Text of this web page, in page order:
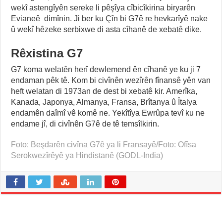
wekî astengîyên sereke li pêşîya cîbicîkirina biryarên
Evianeê dimînin. Ji ber ku Çîn bi G7ê re hevkarîyê nake
û wekî hêzeke serbixwe di asta cîhanê de xebatê dike.
Rêxistina G7
G7 koma welatên herî dewlemend ên cîhanê ye ku ji 7
endaman pêk tê. Kom bi civînên wezîrên fînansê yên van
heft welatan di 1973an de dest bi xebatê kir. Amerîka,
Kanada, Japonya, Almanya, Fransa, Brîtanya û Îtalya
endamên daîmî vê komê ne. Yekîtîya Ewrûpa tevî ku ne
endame jî, di civînên G7ê de tê temsîlkirin.
Foto: Beşdarên civîna G7ê ya li Fransayê/Foto: Ofîsa
Serokwezîrêyê ya Hindistanê (GODL-India)